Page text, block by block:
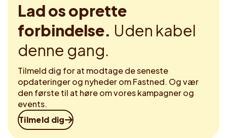
Lad os oprette
forbindelse. Uden kabel
denne gang.
Tilmeld dig for at modtage de seneste
opdateringer og nyheder om Fastned. Og vær
den første til at høre om vores kampagner og
events.
Tilmeld dig